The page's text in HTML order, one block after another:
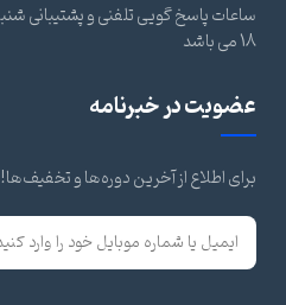
18 می باشد
عضویت در خبرنامه
برای اطلاع از آخرین دوره‌ها و تخفیف‌ها!